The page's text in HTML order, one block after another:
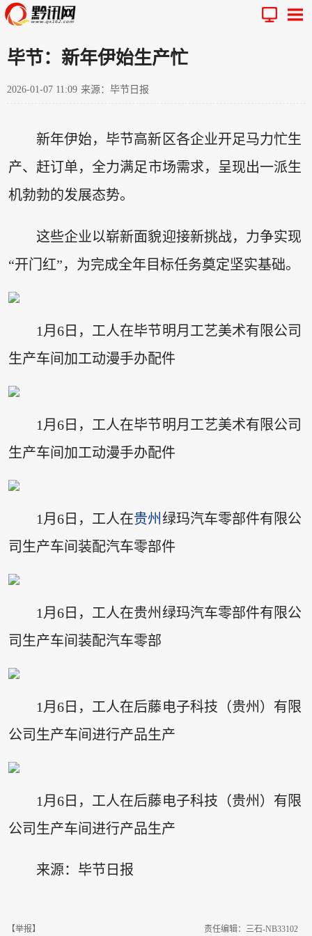
毕节：新年伊始生产忙
2026-01-07 11:09 来源：毕节日报
新年伊始，毕节高新区各企业开足马力忙生
产、赶订单，全力满足市场需求，呈现出一派生
机勃勃的发展态势。
这些企业以崭新面貌迎接新挑战，力争实现
“开门红”，为完成全年目标任务奠定坚实基础。
1月6日，工人在毕节明月工艺美术有限公司
生产车间加工动漫手办配件
1月6日，工人在毕节明月工艺美术有限公司
生产车间加工动漫手办配件
1月6日，工人在贵州 绿玛汽车零部件有限公
司生产车间装配汽车零部件
1月6日，工人在贵州绿玛汽车零部件有限公
司生产车间装配汽车零部
1月6日，工人在后藤电子科技（贵州）有限
公司生产车间进行产品生产
1月6日，工人在后藤电子科技（贵州）有限
公司生产车间进行产品生产
来源：毕节日报
【举报】 责任编辑：三石-NB33102